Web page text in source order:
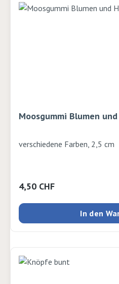
Moosgummi Blumen
verschiedene Farben, 2,5
Regulärer Preis:
4,50 CHF
In den